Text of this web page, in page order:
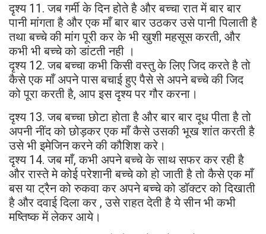
दृश्य 11. जब गर्मी के दिन होते है और बच्चा रात में बार बार
पानी मांगता है और एक माँ बार बार उठकर उसे पानी पिलाती है
तथा बच्चे की मांग पूरी कर के भी खुशी महसूस करती, और
कभी भी बच्चे को डांटती नही ।
दृश्य 12. जब बच्चा कभी किसी वस्तु के लिए जिद करते है तो
कैसे एक माँ अपने पास बचाई हुए पैसे से अपने बच्चे की जिद
को पूरा करती है, आप इस दृश्य पर गौर करना।
दृश्य 13. जब बच्चा छोटा होता है और बार बार दूध पीता है तो
अपनी नींद को छोड़कर एक माँ कैसे उसकी भूख शांत करती है
उसे भी इमेजिन करने की कौशिश करे।
दृश्य 14. जब माँ, कभी अपने बच्चे के साथ सफर कर रही है
और रास्ते मे कोई परेशानी बच्चे को हो जाती है तो कैसे एक माँ
बस या ट्रैन को रुकवा कर अपने बच्चे को डॉक्टर को दिखाती
है और दवाई दिला कर , उसे राहत देती है ये सीन भी कभी
मष्तिष्क में लेकर आये।